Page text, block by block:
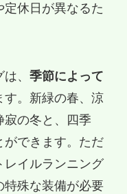
休日が異なるた
、 季節によって
す。新緑の春、涼
寂の冬と、四季
ができます。ただ
レイルランニング
特殊な装備が必要